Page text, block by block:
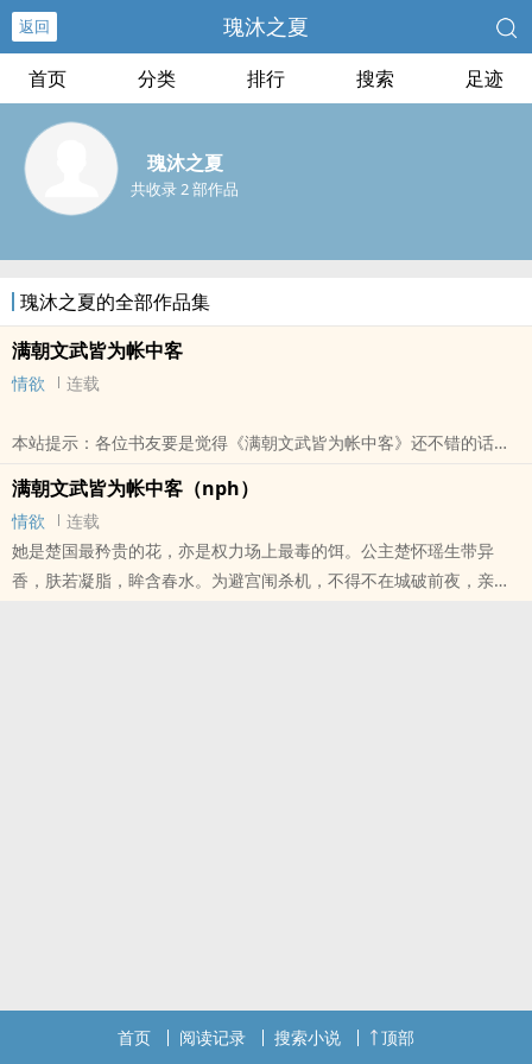
返回 瑰沐之夏
首页 分类 排行 搜索 足迹
瑰沐之夏
共收录 2 部作品
瑰沐之夏的全部作品集
满朝文武皆为帐中客
情欲 连载
本站提示：各位书友要是觉得《满朝文武皆为帐中客》还不错的话请
不要忘记向您QQ群和微博里的朋友推荐哦！
满朝文武皆为帐中客（nph）
情欲
连载
她是楚国最矜贵的花，亦是权力场上最毒的饵。公主楚怀瑶生带异
香，肤若凝脂，眸含春水。为避宫闱杀机，不得不在城破前夜，亲手
首页 阅读记录 搜索小说 顶部